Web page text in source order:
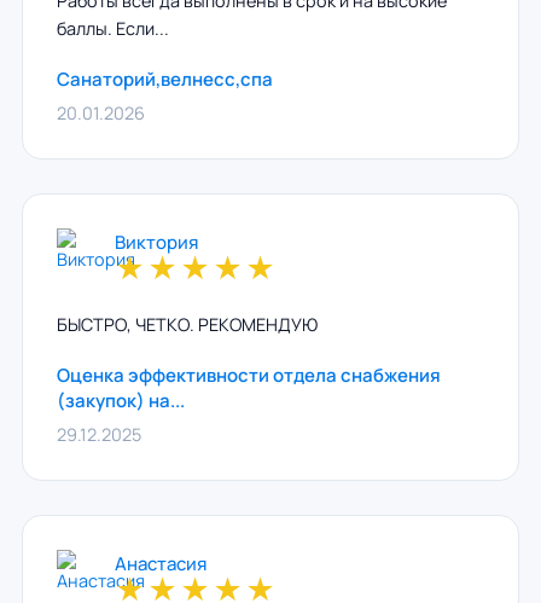
баллы. Если...
Санаторий,велнесс,спа
20.01.2026
Виктория
★★★★★
БЫСТРО, ЧЕТКО. РЕКОМЕНДУЮ
Оценка эффективности отдела снабжения
(закупок) на...
29.12.2025
Анастасия
★★★★★